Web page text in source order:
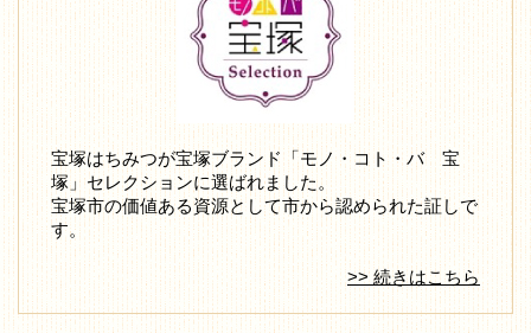
宝塚はちみつが宝塚ブランド「モノ・コト・バ 宝
塚」セレクションに選ばれました。
宝塚市の価値ある資源として市から認められた証しで
す。
>> 続きはこちら